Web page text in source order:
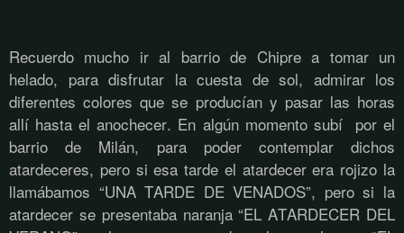
Recuerdo mucho ir al barrio de Chipre a tomar un
helado, para disfrutar la cuesta de sol, admirar los
diferentes colores que se producían y pasar las horas
allí hasta el anochecer. En algún momento subí por el
barrio de Milán, para poder contemplar dichos
atardeceres, pero si esa tarde el atardecer era rojizo la
llamábamos “UNA TARDE DE VENADOS”, pero si la
atardecer se presentaba naranja “EL ATARDECER DEL